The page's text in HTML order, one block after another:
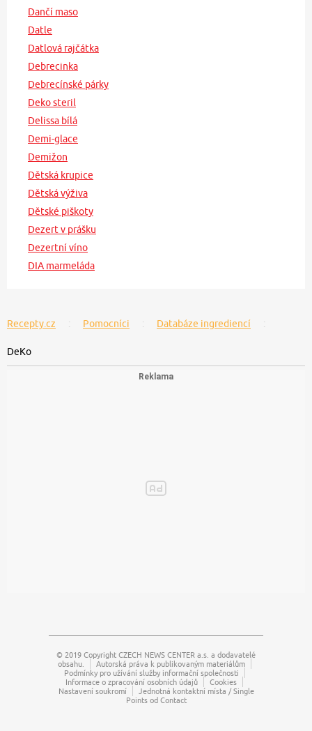
Dančí maso
Datle
Datlová rajčátka
Debrecinka
Debrecínské párky
Deko steril
Delissa bílá
Demi-glace
Demižon
Dětská krupice
Dětská výživa
Dětské piškoty
Dezert v prášku
Dezertní víno
DIA marmeláda
Recepty.cz Pomocníci Databáze ingrediencí
DeKo
© 2019 Copyright CZECH NEWS CENTER a.s. a dodavatelé
obsahu.
Autorská práva k publikovaným materiálům
Podmínky pro užívání služby informační společnosti
Informace o zpracování osobních údajů
Cookies
Nastavení soukromí
Jednotná kontaktní místa / Single
Points od Contact